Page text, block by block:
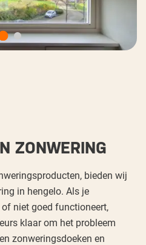
ZONWERING
bieden wij
in hengelo. Als je
niet goed functioneert,
klaar om het probleem
zonweringsdoeken en